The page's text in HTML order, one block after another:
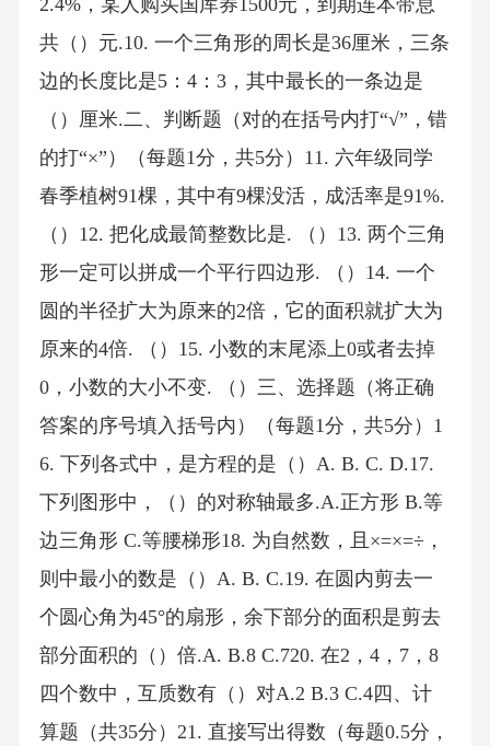
共（）元.10. 一个三角形的周长是36厘米，三条
边的长度比是5：4：3，其中最长的一条边是
（）厘米.二、判断题（对的在括号内打“√”，错
的打“×”）（每题1分，共5分）11. 六年级同学
春季植树91棵，其中有9棵没活，成活率是91%.
（）12. 把化成最简整数比是. （）13. 两个三角
形一定可以拼成一个平行四边形. （）14. 一个
圆的半径扩大为原来的2倍，它的面积就扩大为
原来的4倍. （）15. 小数的末尾添上0或者去掉
0，小数的大小不变. （）三、选择题（将正确
答案的序号填入括号内）（每题1分，共5分）1
6. 下列各式中，是方程的是（）A. B. C. D.17.
下列图形中，（）的对称轴最多.A.正方形 B.等
边三角形 C.等腰梯形18. 为自然数，且×=×=÷，
则中最小的数是（）A. B. C.19. 在圆内剪去一
个圆心角为45°的扇形，余下部分的面积是剪去
部分面积的（）倍.A. B.8 C.720. 在2，4，7，8
四个数中，互质数有（）对A.2 B.3 C.4四、计
算题（共35分）21. 直接写出得数（每题0.5分，